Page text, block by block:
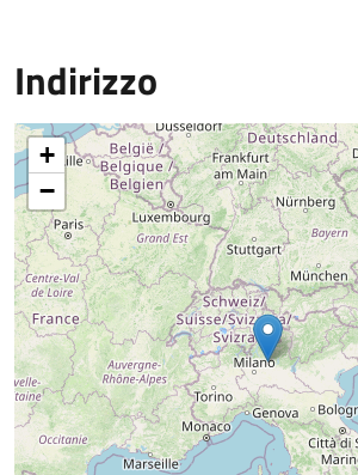
Indirizzo
+
−